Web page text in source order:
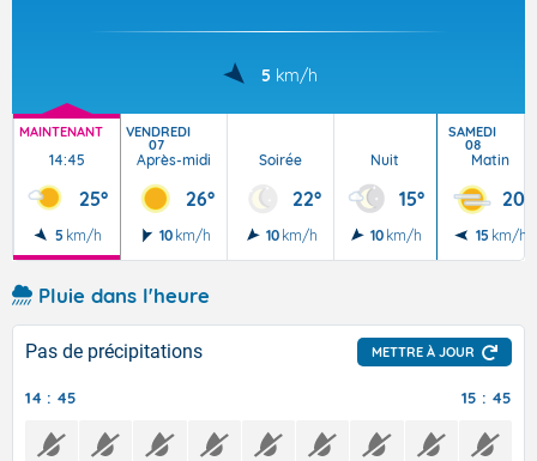
5 km/h
MAINTENANT
14:45
25°
5 km/h
VENDREDI
07
Après-midi
26°
10 km/h
Soirée
22°
10 km/h
Nuit
15°
10 km/h
SAMEDI
08
Matin
20°
15 km/h
Pluie dans l'heure
Pas de précipitations METTRE À JOUR
14 : 45 15 : 45